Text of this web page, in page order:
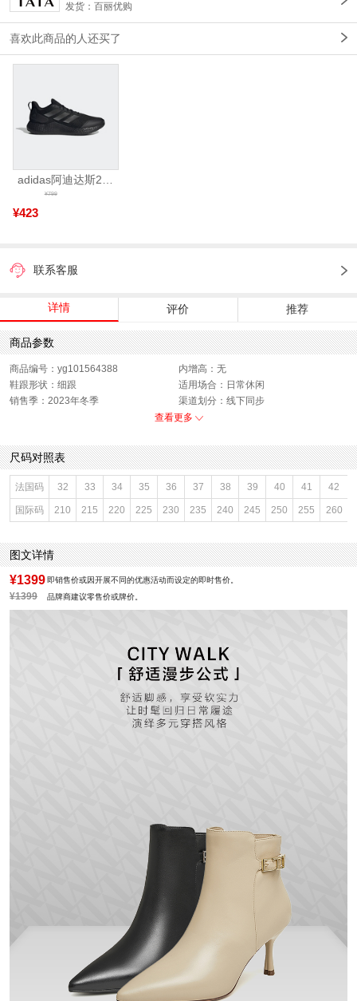
发货：百丽优购
喜欢此商品的人还买了
¥423
¥799
联系客服
详情 评价 推荐
商品参数
商品编号：yg101564388
内增高：无
鞋跟形状：细跟
适用场合：日常休闲
销售季：2023年冬季
渠道划分：线下同步
鞋底材质：橡胶底
帮面材质：牛皮革
色系：黑色
鞋类流行款式：时装靴
流行元素：纯色
靴筒筒面材质：织物面料
参考标准尺码：36码
厂家地址：广东省深圳市
闭合方式：套脚
前掌高度：0.5CM
款式季节：冬季
执行标准：皮鞋 QB/T1002-2015
风格分类：时装靴
鞋头款式：尖头
鞋面材质：牛皮革
鞋面图案：纯色
参考鞋长(女)：24CM
制鞋工艺：胶贴皮鞋
性别：女子
皮质特征：软面皮
跟高范围：高跟鞋（6-8CM）
生产/经销/进口厂家：丽荣鞋业（深
查看更多
尺码对照表
法国码 32 33 34 35 36 37 38 39 40 41 42
国际码 210 215 220 225 230 235 240 245 250 255 260
图文详情
¥1399 即销售价或因开展不同的优惠活动而设定的即时售价。
¥1399 品牌商建议零售价或牌价。